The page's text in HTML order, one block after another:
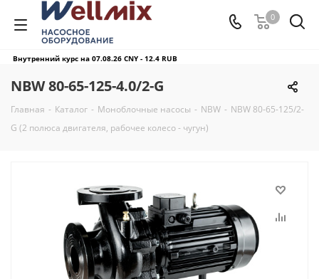
0
Внутренний курс на 07.08.26 CNY - 12.4 RUB
NBW 80-65-125-4.0/2-G
Главная - Каталог - Моноблочные насосы - NBW - NBW 80-65-125/2-
G (2 полюса двигателя, рабочее колесо - чугун)